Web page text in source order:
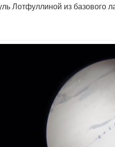
Лотфуллиной из базового